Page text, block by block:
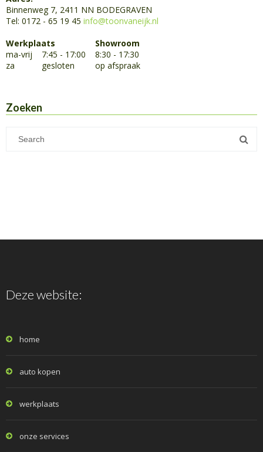
Binnenweg 7, 2411 NN BODEGRAVEN
Tel: 0172 - 65 19 45 info@toonvaneijk.nl
Werkplaats
Showroom
ma-vrij 7:45 - 17:00 8:30 - 17:30
za
gesloten op afspraak
Zoeken
Deze website:
home
auto kopen
werkplaats
onze services